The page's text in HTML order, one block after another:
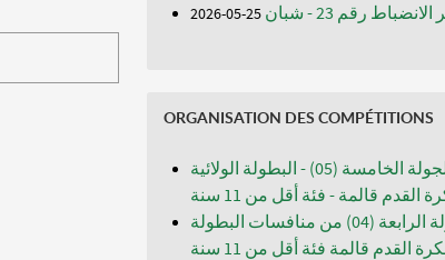
رقم 23 - شبان 25-05-2026
ORGANISATION DES COMPÉTITIONS
مباريات الجولة الخامسة (05) - البطولة الولائية
القدم قالمة - فئة أقل من 11 سنة
مباريات الجولة الرابعة (04) من منافسات البطولة
القدم قالمة فئة أقل من 11 سنة